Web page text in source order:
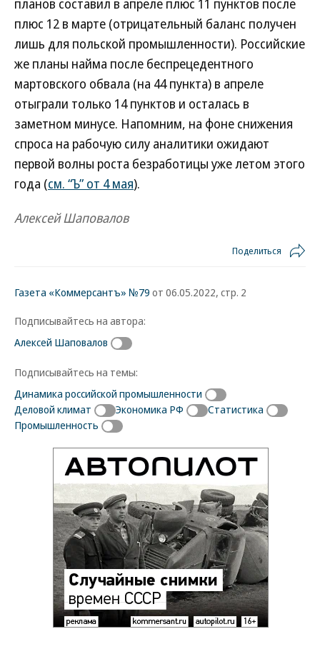
планов составил в апреле плюс 11 пунктов после
плюс 12 в марте (отрицательный баланс получен
лишь для польской промышленности). Российские
же планы найма после беспрецедентного
мартовского обвала (на 44 пункта) в апреле
отыграли только 14 пунктов и осталась в
заметном минусе. Напомним, на фоне снижения
спроса на рабочую силу аналитики ожидают
первой волны роста безработицы уже летом этого
года (см. “Ъ” от 4 мая).
Алексей Шаповалов
Поделиться
Газета «Коммерсантъ» №79 от 06.05.2022, стр. 2
Подписывайтесь на автора:
Алексей Шаповалов
Подписывайтесь на темы:
Динамика российской промышленности
Деловой климат
Экономика РФ
Статистика
Промышленность